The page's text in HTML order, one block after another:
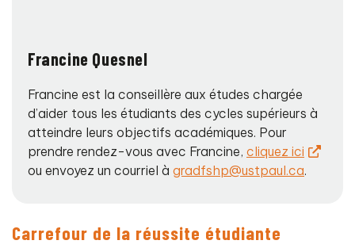
Francine Quesnel
Francine est la conseillère aux études chargée
d’aider tous les étudiants des cycles supérieurs à
atteindre leurs objectifs académiques. Pour
prendre rendez-vous avec Francine, cliquez ici
ou envoyez un courriel à gradfshp@ustpaul.ca.
Carrefour de la réussite étudiante